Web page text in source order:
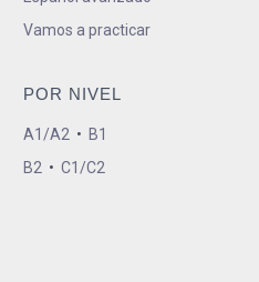
Vamos a practicar
POR NIVEL
A1/A2 • B1
B2 • C1/C2